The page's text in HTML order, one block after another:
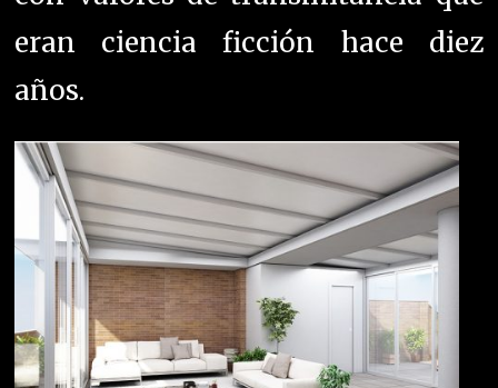
eran ciencia ficción hace diez
años.